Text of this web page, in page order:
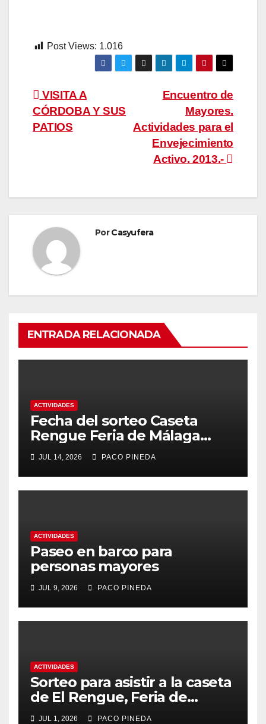
Post Views: 1.016
Navegación
de
Encuentro de
Mayores.
Actividades para el
Envejecimiento
Activo. 2013.-
VISITA A
CÓRDOBA Y SUS
PATIOS
PorCasyufera
ENTRADA RELACIONADA
ACTIVIDADES
Fecha del sorteo Caseta
Rengue Feria de Málaga
2026
JUL 14, 2026 PACO PINEDA
ACTIVIDADES
Paseo en barco para
personas mayores
JUL 9, 2026 PACO PINEDA
ACTIVIDADES
Sorteo para asistir a la caseta
de El Rengue, Feria de
Málaga 2026
JUL 1, 2026 PACO PINEDA